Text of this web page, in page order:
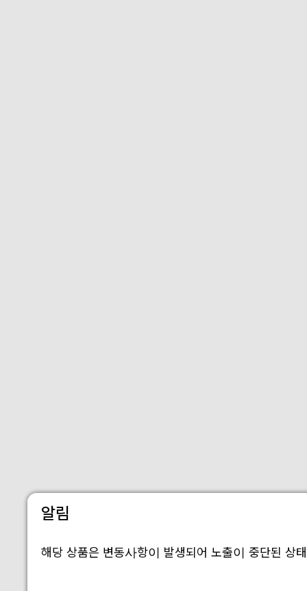
알림
해당 상품은 변동사항이 발생되어 노출이 중단된 상